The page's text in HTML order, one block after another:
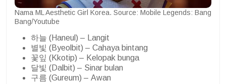
Nama ML Aesthetic Girl Korea. Source: Mobile Legends: Bang
Bang/Youtube
하늘 (Haneul) – Langit
별빛 (Byeolbit) – Cahaya bintang
꽃잎 (Kkotip) – Kelopak bunga
달빛 (Dalbit) – Sinar bulan
구름 (Gureum) – Awan